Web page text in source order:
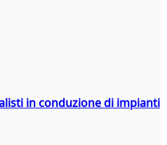
in conduzione di impianti